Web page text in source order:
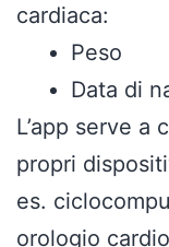
cardiaca:
Peso
Data di
L’app serve a
propri
es.
orologio